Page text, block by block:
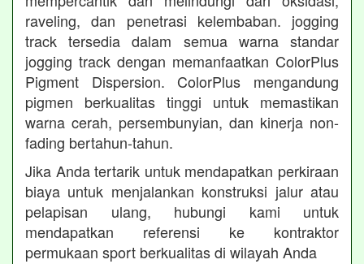
raveling, dan penetrasi kelembaban. jogging
track tersedia dalam semua warna standar
jogging track dengan memanfaatkan ColorPlus
Pigment Dispersion. ColorPlus mengandung
pigmen berkualitas tinggi untuk memastikan
warna cerah, persembunyian, dan kinerja non-
fading bertahun-tahun.
Jika Anda tertarik untuk mendapatkan perkiraan
biaya untuk menjalankan konstruksi jalur atau
pelapisan ulang, hubungi kami untuk
mendapatkan referensi ke kontraktor
permukaan sport berkualitas di wilayah Anda